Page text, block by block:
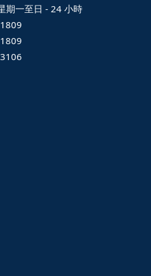
期一至日 - 24 小時